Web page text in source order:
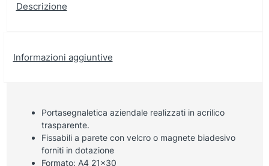
Descrizione
Informazioni aggiuntive
Portasegnaletica aziendale realizzati in acrilico
trasparente.
Fissabili a parete con velcro o magnete biadesivo
forniti in dotazione
Formato: A4 21×30